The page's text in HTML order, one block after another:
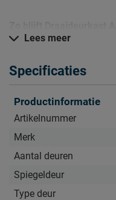
schoon)
zien.
Lees meer
Specificaties
Productinformatie
Artikelnummer
Merk
Aantal deuren
Spiegeldeur
Type deur